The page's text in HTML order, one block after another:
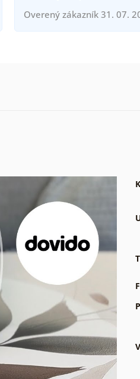
Overený zákazník 31. 07.